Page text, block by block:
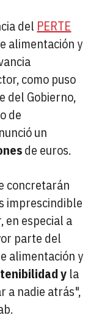
del PERTE
alimentación y
como puso
del Gobierno,
de
un
de euros.
concretarán
imprescindible
en especial a
parte del
alimentación y
y la
a nadie atrás",